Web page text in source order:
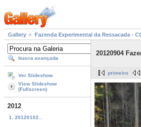
Gallery Fazenda Experimental da Ressacada -
busca avançada
Ver Slideshow
View Slideshow
(Fullscreen)
2012
1. 20120102...
20120904
primeiro